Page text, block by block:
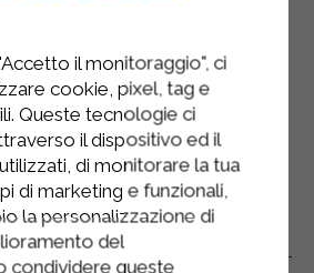
destinato a tutti gli
Correlati
il monitoraggio", ci
cookie, pixel, tag e
Queste tecnologie ci
il dispositivo ed il
di monitorare la tua
di marketing e funzionali,
la personalizzazione di
del
condividere queste